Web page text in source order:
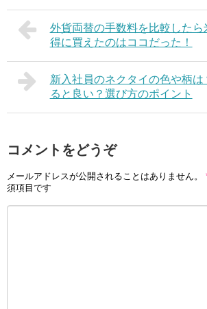
外貨両替の手数料を比較したら
得に買えたのはココだった！
新入社員のネクタイの色や柄は
ると良い？選び方のポイント
コメントをどうぞ
メールアドレスが公開されることはありません。
須項目です